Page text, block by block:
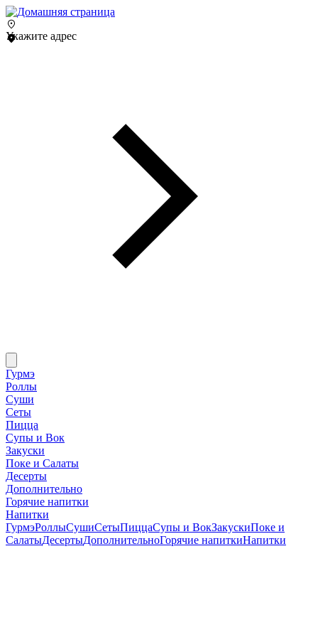
Укажите адрес
Гурмэ
Роллы
Суши
Сеты
Пицца
Супы и Вок
Закуски
Поке и Салаты
Десерты
Дополнительно
Горячие напитки
Напитки
ГурмэРоллыСушиСетыПиццаСупы и ВокЗакускиПоке и
СалатыДесертыДополнительноГорячие напиткиНапитки